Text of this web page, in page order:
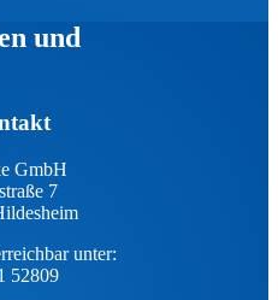
und
GmbH
7
unter:
52809